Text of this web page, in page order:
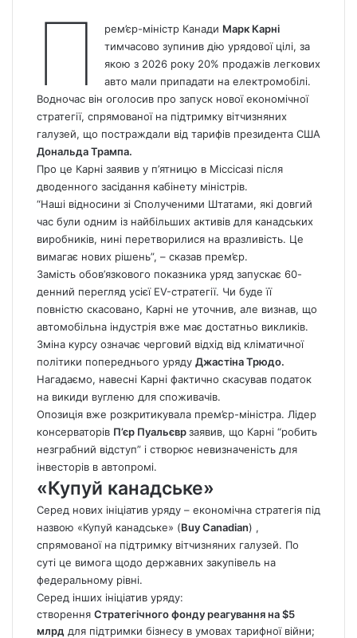
П рем’єр-міністр Канади Марк Карні
тимчасово зупинив дію урядової цілі, за
якою з 2026 року 20% продажів легкових
авто мали припадати на електромобілі.
Водночас він оголосив про запуск нової економічної
стратегії, спрямованої на підтримку вітчизняних
галузей, що постраждали від тарифів президента США
Дональда Трампа.
Про це Карні заявив у п’ятницю в Міссісазі після
дводенного засідання кабінету міністрів.
“Наші відносини зі Сполученими Штатами, які довгий
час були одним із найбільших активів для канадських
виробників, нині перетворилися на вразливість. Це
вимагає нових рішень”, – сказав прем’єр.
Замість обов’язкового показника уряд запускає 60-
денний перегляд усієї EV-стратегії. Чи буде її
повністю скасовано, Карні не уточнив, але визнав, що
автомобільна індустрія вже має достатньо викликів.
Зміна курсу означає черговий відхід від кліматичної
політики попереднього уряду Джастіна Трюдо.
Нагадаємо, навесні Карні фактично скасував податок
на викиди вугленю для споживачів.
Опозиція вже розкритикувала прем’єр-міністра. Лідер
консерваторів П’єр Пуальєврзаявив, що Карні “робить
незграбний відступ” і створює невизначеність для
інвесторів в автопромі.
«Купуй канадське»
Серед нових ініціатив уряду – економічна стратегія під
назвою «Купуй канадське» (Buy Canadian) ,
спрямованої на підтримку вітчизняних галузей. По
суті це вимога щодо державних закупівель на
федеральному рівні.
Серед інших ініціатив уряду:
створення Стратегічного фонду реагування на $5
млрд для підтримки бізнесу в умовах тарифної війни;